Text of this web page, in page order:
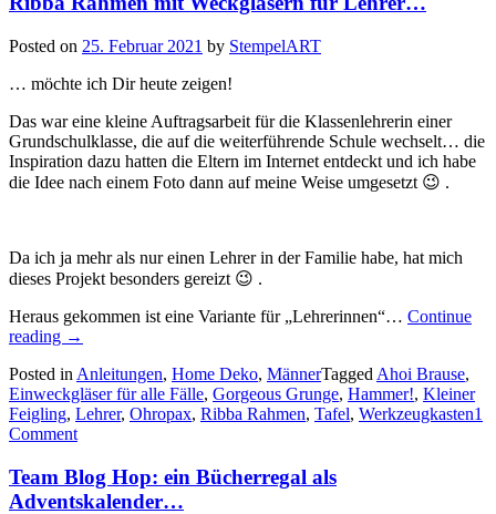
Posted on 25. Februar 2021 by StempelART
… möchte ich Dir heute zeigen!
Das war eine kleine Auftragsarbeit für die Klassenlehrerin einer
Grundschulklasse, die auf die weiterführende Schule wechselt… die
Inspiration dazu hatten die Eltern im Internet entdeckt und ich habe
die Idee nach einem Foto dann auf meine Weise umgesetzt 😉 .
Da ich ja mehr als nur einen Lehrer in der Familie habe, hat mich
dieses Projekt besonders gereizt 😉 .
Heraus gekommen ist eine Variante für „Lehrerinnen“… Continue
reading „Ribba
mit
Weckgläsern
für
Lehrer…“
→
Posted in Anleitungen, Home Deko, MännerTagged Ahoi Brause,
Einweckgläser für alle Fälle, Gorgeous Grunge, Hammer!, Kleiner
Feigling, Lehrer, Ohropax, Ribba Rahmen, Tafel, Werkzeugkasten1
Comment
Team Blog Hop: ein Bücherregal als
Adventskalender…